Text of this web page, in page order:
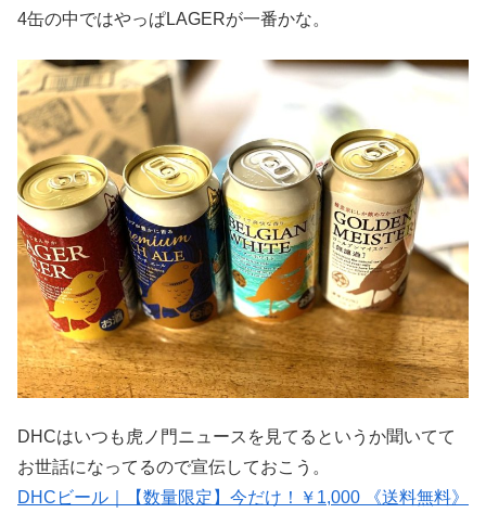
4缶の中ではやっぱLAGERが一番かな。
DHCはいつも虎ノ門ニュースを見てるというか聞いてて
お世話になってるので宣伝しておこう。
DHCビール｜【数量限定】今だけ！￥1,000 《送料無料》